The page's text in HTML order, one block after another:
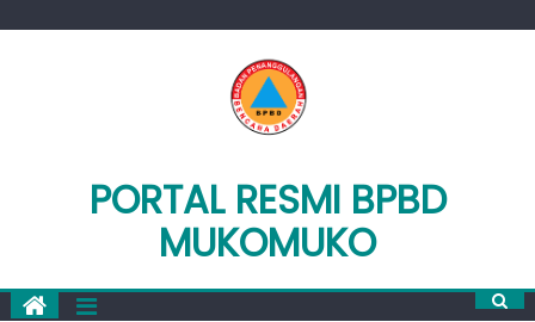
PORTAL RESMI BPBD
MUKOMUKO